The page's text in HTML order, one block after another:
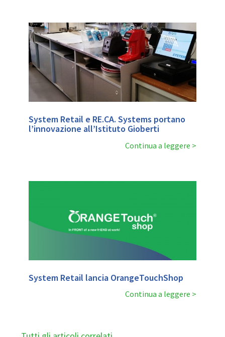
System Retail e RE.CA. Systems portano
l’innovazione all’Istituto Gioberti
Continua a leggere
System Retail lancia OrangeTouchShop
Continua a leggere